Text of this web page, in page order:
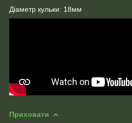
Діаметр кульки: 18мм
Приховати